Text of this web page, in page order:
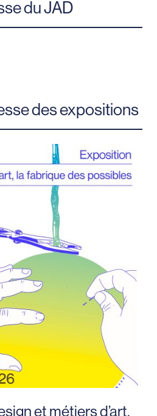
du JAD
des expositions
et métiers d’art,